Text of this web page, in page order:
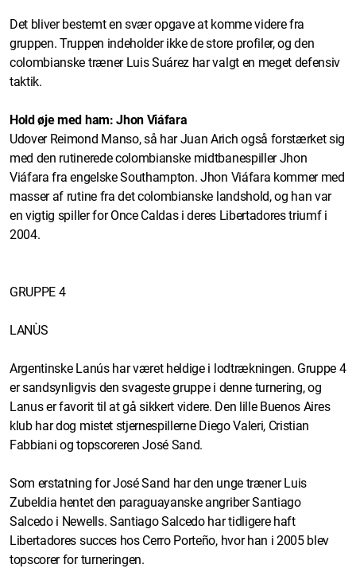
Det bliver bestemt en svær opgave at komme videre fra
gruppen. Truppen indeholder ikke de store profiler, og den
colombianske træner Luis Suárez har valgt en meget defensiv
taktik.
Hold øje med ham: Jhon Viáfara
Udover Reimond Manso, så har Juan Arich også forstærket sig
med den rutinerede colombianske midtbanespiller Jhon
Viáfara fra engelske Southampton. Jhon Viáfara kommer med
masser af rutine fra det colombianske landshold, og han var
en vigtig spiller for Once Caldas i deres Libertadores triumf i
2004.
GRUPPE 4
LANÙS
Argentinske Lanús har været heldige i lodtrækningen. Gruppe 4
er sandsynligvis den svageste gruppe i denne turnering, og
Lanus er favorit til at gå sikkert videre. Den lille Buenos Aires
klub har dog mistet stjernespillerne Diego Valeri, Cristian
Fabbiani og topscoreren José Sand.
Som erstatning for José Sand har den unge træner Luis
Zubeldia hentet den paraguayanske angriber Santiago
Salcedo i Newells. Santiago Salcedo har tidligere haft
Libertadores succes hos Cerro Porteño, hvor han i 2005 blev
topscorer for turneringen.